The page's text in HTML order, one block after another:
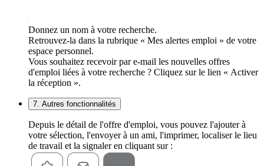
Donnez un nom à votre recherche.
Retrouvez-la dans la rubrique « Mes alertes emploi » de votre
espace personnel.
Vous souhaitez recevoir par e-mail les nouvelles offres
d'emploi liées à votre recherche ? Cliquez sur le lien « Activer
la réception ».
7. Autres fonctionnalités
Depuis le détail de l'offre d'emploi, vous pouvez l'ajouter à
votre sélection, l'envoyer à un ami, l'imprimer, localiser le lieu
de travail et la signaler en cliquant sur :